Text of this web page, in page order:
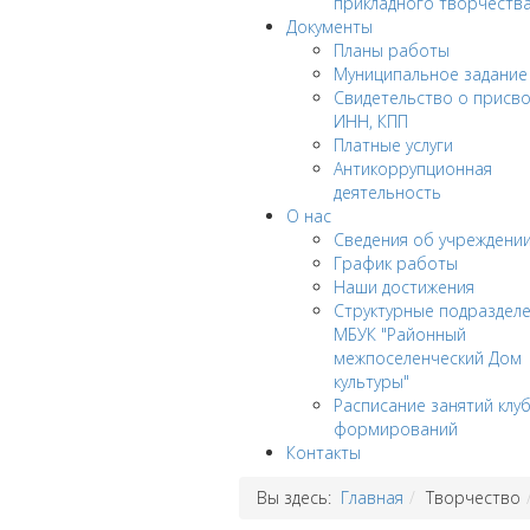
Документы
Планы работы
Муниципальное задание
Cвидетельство о
ИНН, КПП
Платные услуги
Антикоррупционная
деятельность
О нас
Сведения об учреждении
График работы
Наши достижения
Структурные
МБУК "Районный
межпоселенческий Дом
культуры"
Расписание занятий
формирований
Контакты
Вы здесь: Главная Творчество